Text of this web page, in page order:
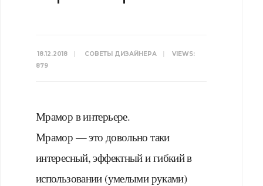
18.12.2018 | СОВЕТЫ ДИЗАЙНЕРА |
VIEWS:
879
Мрамор в интерьере.
Мрамор — это довольно таки
интересный, эффектный и гибкий в
использовании (умелыми руками)